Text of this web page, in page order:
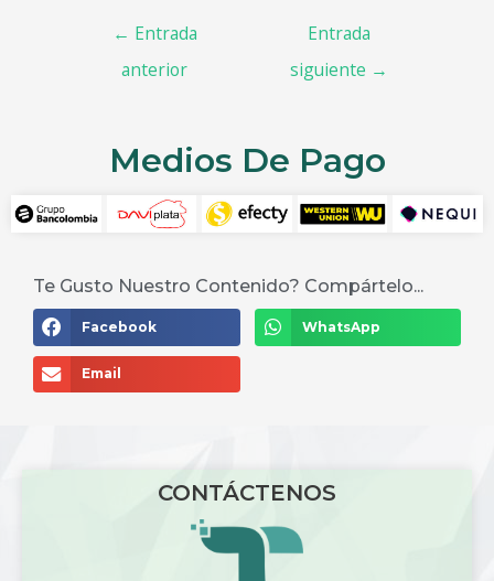
← Entrada
anterior
Entrada
siguiente →
Medios De Pago
Te Gusto Nuestro Contenido? Compártelo...
Facebook WhatsApp
Email
CONTÁCTENOS